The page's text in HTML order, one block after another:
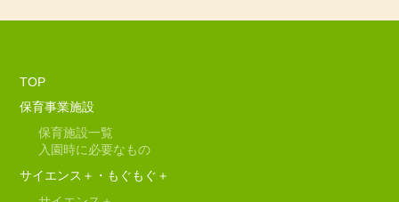
TOP
保育事業施設
保育施設一覧
入園時に必要なもの
サイエンス＋・もぐもぐ＋